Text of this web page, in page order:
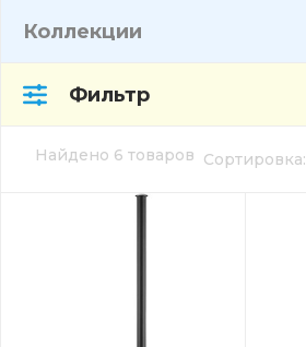
Коллекции
Фильтр
Найдено 6 товаров Сортировка: